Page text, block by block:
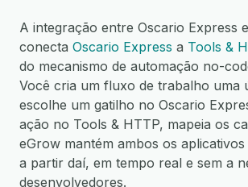
A integração entre Oscario Express
conecta Oscario Express a Tools &
do mecanismo de automação no-
Você cria um fluxo de trabalho uma
escolhe um gatilho no Oscario
ação no Tools & HTTP, mapeia os
eGrow mantém ambos os
a partir daí, em tempo real e sem a
desenvolvedores.